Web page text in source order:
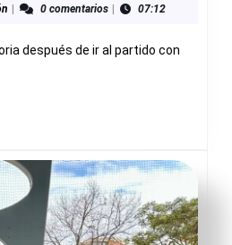
Redacción0 comentarios 07:12
después de ir al partido con